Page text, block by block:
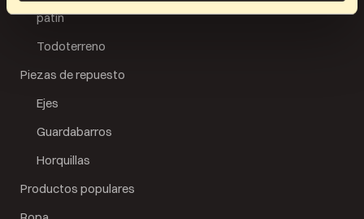
patín
Todoterreno
Piezas de repuesto
Ejes
Guardabarros
Horquillas
Productos populares